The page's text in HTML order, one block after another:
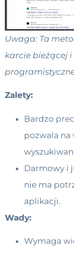
Uwaga: Ta
karcie bieżącej i
Zalety:
Bardzo
pozwala
Darmowy i
nie ma
aplikacji.
Wady:
Wymaga